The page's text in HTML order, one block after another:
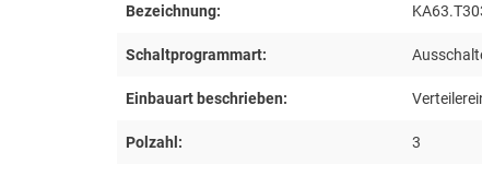
Bezeichnung:
Schaltprogrammart:
Einbauart beschrieben:
Polzahl: 3